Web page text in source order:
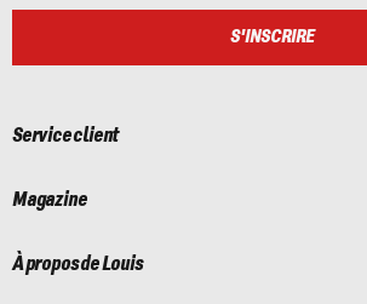
S'INSCRIRE
Service client
Magazine
À propos de Louis